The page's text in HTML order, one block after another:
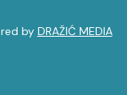
by DRAŽIĆ MEDIA